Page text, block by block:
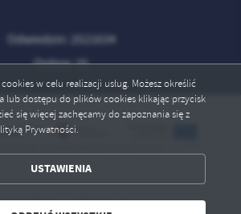
Odwiedzin: 2521634
Online: 25
by szydlowo.pl
w celu realizacji usług. Możesz określić
lub dostępu do plików cookies klikając przycisk
się więcej zachęcamy do zapoznania się z
Prywatności.
USTAWIENIA
ZAPISZ WYBRANE
ODRZUĆ WSZYSTKIE